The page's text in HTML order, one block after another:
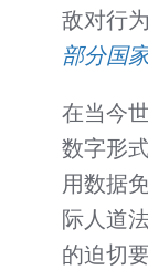
敌对行
部分国
在当今
数字形
用数据
际人道
的迫切